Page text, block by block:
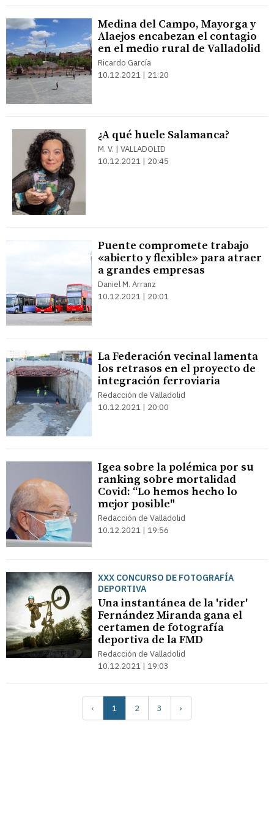
Medina del Campo, Mayorga y
Alaejos encabezan el contagio
en el medio rural de Valladolid
Ricardo García
10.12.2021 | 21:20
¿A qué huele Salamanca?
M. V. | VALLADOLID
10.12.2021 | 20:45
Puente compromete trabajo
«abierto y flexible» para atraer
a grandes empresas
Daniel M. Arranz
10.12.2021 | 20:01
La Federación vecinal lamenta
los retrasos en el proyecto de
integración ferroviaria
Redacción de Valladolid
10.12.2021 | 20:00
Igea sobre la polémica por su
ranking sobre mortalidad
Covid: “Lo hemos hecho lo
mejor posible"
Redacción de Valladolid
10.12.2021 | 19:56
XXX CONCURSO DE FOTOGRAFÍA
DEPORTIVA
Una instantánea de la 'rider'
Fernández Miranda gana el
certamen de fotografía
deportiva de la FMD
Redacción de Valladolid
10.12.2021 | 19:03
‹ 1 2 3 ›